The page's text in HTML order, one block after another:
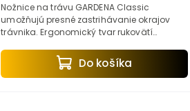
Do košíka
Nožnice na trávu GARDENA Classic
umožňujú presné zastrihávanie okrajov
trávnika. Ergonomický tvar rukovätí
a leskle pozinkovaným nožom...